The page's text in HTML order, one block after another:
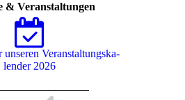
& Veranstaltungen
Ver­an­stal­tungs­ka­
len­der 2026